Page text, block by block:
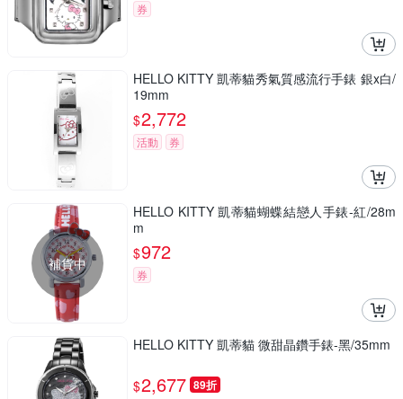
券
HELLO KITTY 凱蒂貓秀氣質感流行手錶 銀x白/
19mm
$2,772
活動 券
補貨中
HELLO KITTY 凱蒂貓蝴蝶結戀人手錶-紅/28m
m
$972
券
HELLO KITTY 凱蒂貓 微甜晶鑽手錶-黑/35mm
$2,677 89折